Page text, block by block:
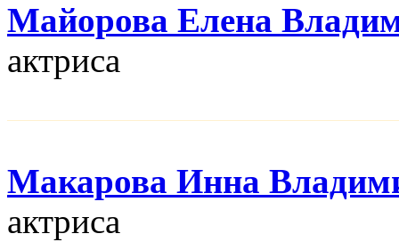
Майорова Елена
актриса
Макарова Инна
актриса